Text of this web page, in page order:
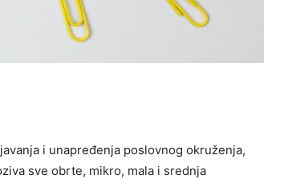
i unapređenja poslovnog okruženja,
sve obrte, mikro, mala i srednja